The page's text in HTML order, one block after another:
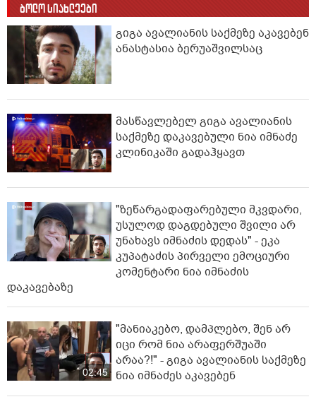
ბოლო სიახლეები
გიგა ავალიანის საქმეზე აკავებენ
ანასტასია ბერუაშვილსაც
მასწავლებელ გიგა ავალიანის
საქმეზე დაკავებული ნია იმნაძე
კლინიკაში გადაჰყავთ
"ზეწარგადაფარებული მკვდარი,
უსულოდ დაგდებული შვილი არ
უნახავს იმნაძის დედას" - ეკა
კუპატაძის პირველი ემოციური
კომენტარი ნია იმნაძის
დაკავებაზე
02:45
"მანიაკებო, დამპლებო, შენ არ
იცი რომ ნია არაფერშუაში
არაა?!" - გიგა ავალიანის საქმეზე
ნია იმნაძეს აკავებენ